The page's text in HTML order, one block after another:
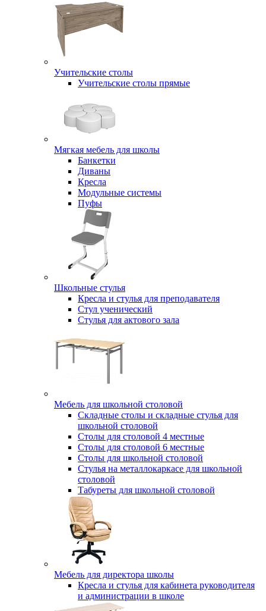
Учительские столы
Учительские столы прямые
Мягкая мебель для школы
Банкетки
Диваны
Кресла
Модульные системы
Пуфы
Школьные стулья
Кресла и стулья для преподавателя
Стул ученический
Стулья для актового зала
Мебель для школьной столовой
Складные столы и складные стулья для
школьной столовой
Столы для столовой 4 местные
Столы для столовой 6 местные
Столы для школьной столовой
Стулья на металлокаркасе для школьной
столовой
Табуреты для школьной столовой
Мебель для директора школы
Кресла и стулья для кабинета руководителя
и администрации в школе